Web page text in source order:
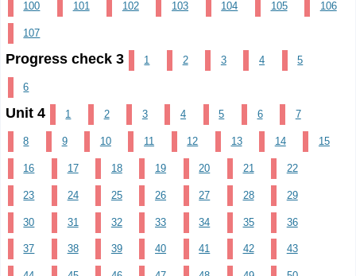
100 101 102 103 104 105 106
107
Progress check 3 1 2 3 4 5
6
Unit 4 1 2 3 4 5 6 7
8 9 10 11 12 13 14 15
16 17 18 19 20 21 22
23 24 25 26 27 28 29
30 31 32 33 34 35 36
37 38 39 40 41 42 43